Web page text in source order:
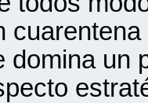
domina un